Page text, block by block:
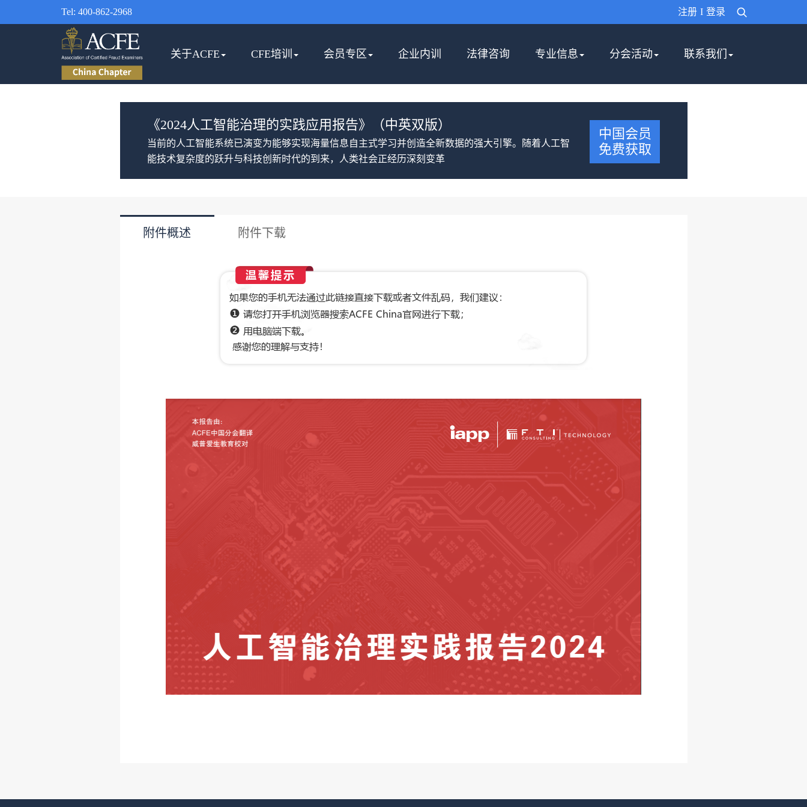
Tel: 400-862-2968 注册 I 登录
关于ACFE CFE培训 会员专区 企业内训 法律咨询 专业信息 分会活动 联系我们
《2024人工智能治理的实践应用报告》（中英双版）
当前的人工智能系统已演变为能够实现海量信息自主式学习并创造全新数据的强大引擎。随着人工智
能技术复杂度的跃升与科技创新时代的到来，人类社会正经历深刻变革
中国会员
免费获取
附件概述 附件下载